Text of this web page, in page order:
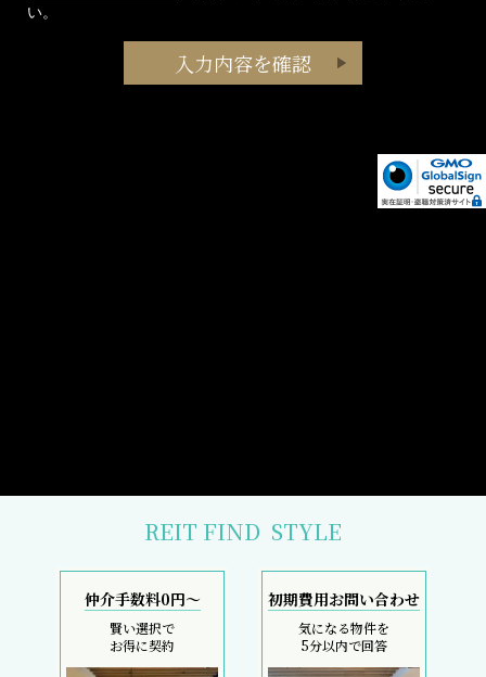
い。
REIT FIND STYLE
仲介手数料0円～
賢い選択で
お得に契約
初期費用お問い合わせ
気になる物件を
5分以内で回答